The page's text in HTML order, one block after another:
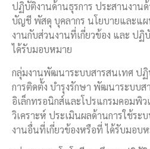
ปฏิบัติงานด้านธุรการ ประสานงาน
บัญชี พัสดุ บุคลากร นโยบายและแ
งานกับส่วนงานที่เกี่ยวข้อง และ ปฏิ
ได้รับมอบหมาย
กลุ่มงานพัฒนาระบบสารสนเทศ ป
การติดตั้ง บํารุงรักษา พัฒนาระบบ
อิเล็กทรอนิกส์และโปรแกรมคอมพิว
วิเคราะห์ ประเมินผลด้านการใช้ร
งานอื่นที่เกี่ยวข้องหรือที่ ได้รับมอบ